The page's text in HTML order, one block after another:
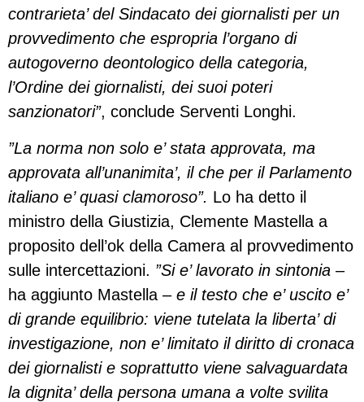
contrarieta’ del Sindacato dei giornalisti per un
provvedimento che espropria l’organo di
autogoverno deontologico della categoria,
l’Ordine dei giornalisti, dei suoi poteri
sanzionatori”, conclude Serventi Longhi.
”La norma non solo e’ stata approvata, ma
approvata all’unanimita’, il che per il Parlamento
italiano e’ quasi clamoroso”. Lo ha detto il
ministro della Giustizia, Clemente Mastella a
proposito dell’ok della Camera al provvedimento
sulle intercettazioni. ”Si e’ lavorato in sintonia –
ha aggiunto Mastella – e il testo che e’ uscito e’
di grande equilibrio: viene tutelata la liberta’ di
investigazione, non e’ limitato il diritto di cronaca
dei giornalisti e soprattutto viene salvaguardata
la dignita’ della persona umana a volte svilita